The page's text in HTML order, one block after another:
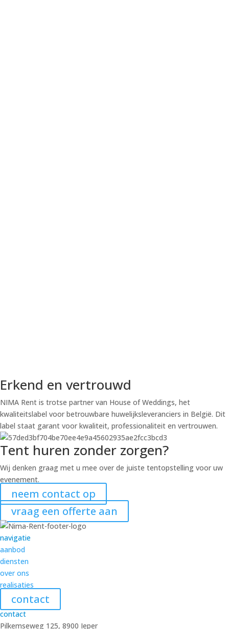
Erkend en vertrouwd
NIMA Rent is trotse partner van House of Weddings, het
kwaliteitslabel voor betrouwbare huwelijksleveranciers in België. Dit
label staat garant voor kwaliteit, professionaliteit en vertrouwen.
Tent huren zonder zorgen?
Wij denken graag met u mee over de juiste tentopstelling voor uw
evenement.
neem contact op
vraag een offerte aan
navigatie
aanbod
diensten
over ons
realisaties
contact
contact
Pilkemseweg 125, 8900 Ieper